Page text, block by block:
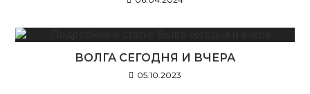
ВОЛГА СЕГОДНЯ И ВЧЕРА
05.10.2023